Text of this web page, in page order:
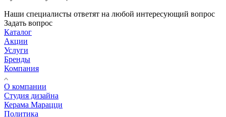
Наши специалисты ответят на любой интересующий вопрос
Задать вопрос
Каталог
Акции
Услуги
Бренды
Компания
О компании
Студия дизайна
Керама Марацци
Политика